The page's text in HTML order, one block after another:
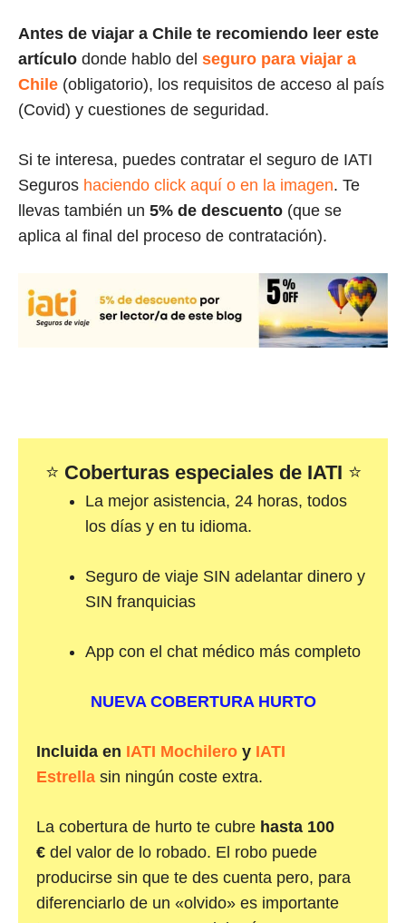
Antes de viajar a Chile te recomiendo leer este
artículo donde hablo del seguro para viajar a
Chile (obligatorio), los requisitos de acceso al país
(Covid) y cuestiones de seguridad.
Si te interesa, puedes contratar el seguro de IATI
Seguros haciendo click aquí o en la imagen. Te
llevas también un 5% de descuento (que se
aplica al final del proceso de contratación).
⭐ Coberturas especiales de IATI ⭐
La mejor asistencia, 24 horas, todos
los días y en tu idioma.
Seguro de viaje SIN adelantar dinero y
SIN franquicias
App con el chat médico más completo
NUEVA COBERTURA HURTO
Incluida en IATI Mochilero y IATI
Estrella sin ningún coste extra.
La cobertura de hurto te cubre hasta 100
€ del valor de lo robado. El robo puede
producirse sin que te des cuenta pero, para
diferenciarlo de un «olvido» es importante